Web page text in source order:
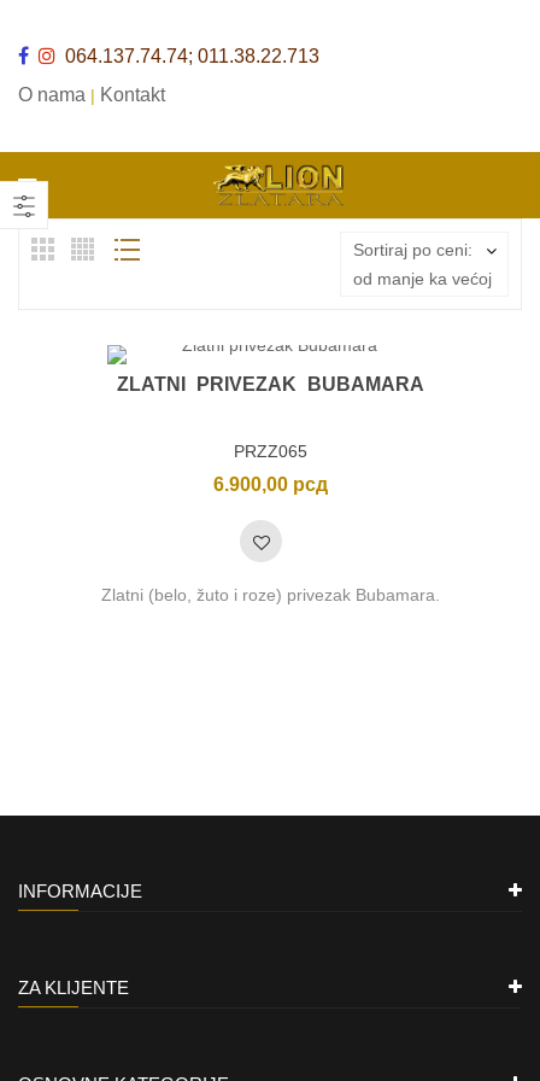
064.137.74.74; 011.38.22.713
O nama | Kontakt
Sortiraj po ceni:
od manje ka većoj
ZLATNI PRIVEZAK BUBAMARA
PRZZ065
6.900,00 рсд
Zlatni (belo, žuto i roze) privezak Bubamara.
INFORMACIJE
ZA KLIJENTE